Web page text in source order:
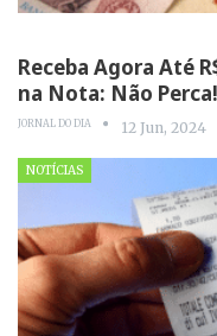
Receba Agora Até
na Nota: Não Perca!
JORNAL DO DIA 12 Jun, 2024
NOTÍCIAS